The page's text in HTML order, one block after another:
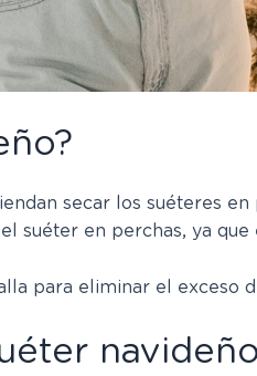
secar los suéteres
suéter en perchas, ya
para eliminar el exceso